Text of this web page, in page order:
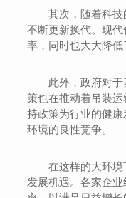
其次，随着科
不断更新换代。现
率，同时也大大降低
此外，政府对
策也在推动着吊装
持政策为行业的健
环境的良性竞争。
在这样的大环
发展机遇。各家企